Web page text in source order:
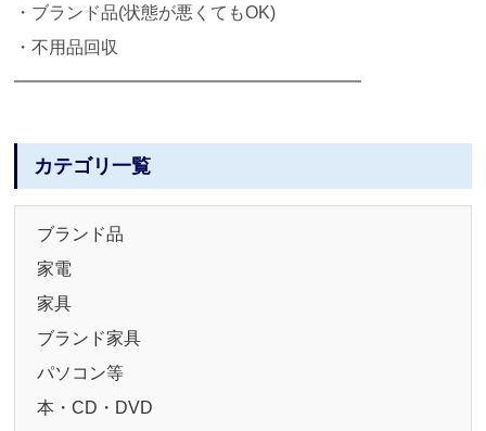
・ブランド品(状態が悪くてもOK)
・不用品回収
━━━━━━━━━━━━━━━━━━━━
カテゴリ一覧
ブランド品
家電
家具
ブランド家具
パソコン等
本・CD・DVD